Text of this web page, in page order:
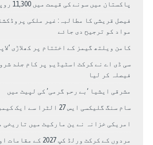
پاکستان میں سونے کی قیمت میں 11,300 روپے کا اضافہ
فیصل قریشی کا مطالبہ: غیر ملکی
مواد کو ترجیح دی جائے
کامن ویلتھ گیمز کے اختتام پر کھلاڑی
سی ڈی اے نے کرکٹ اسٹیڈیم پر کام جلد
فیصلہ کر لیا
مشرقی ایشیا ‘بے رحم گرمی’ کی لپیٹ میں
سام سنگ گلیکسی ایس 27 الٹرا سے ایک کیمرا ہٹا دے گا.
امریکی خزانہ نے ین مارکیٹ میں تاریخی
مردوں کے کرکٹ ورلڈ کپ